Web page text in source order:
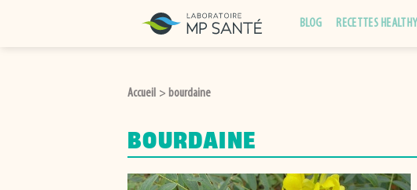
BLOG RECETTES HEALTHY
Accueil > bourdaine
BOURDAINE